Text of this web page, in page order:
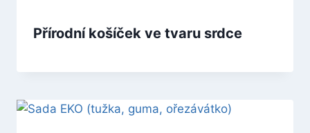
Přírodní košíček ve tvaru srdce